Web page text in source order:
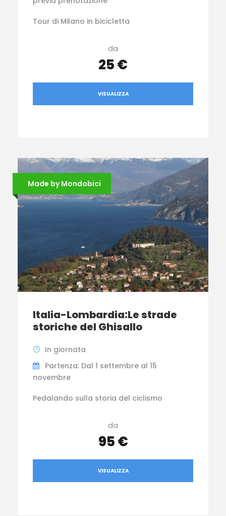
Tour di Milano in bicicletta
da
25 €
VISUALIZZA
Made by Mondobici
Italia-Lombardia:Le strade
storiche del Ghisallo
In giornata
Partenza: Dal 1 settembre al 15
novembre
Pedalando sulla storia del ciclismo
da
95 €
VISUALIZZA